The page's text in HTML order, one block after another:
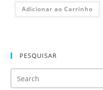
Adicionar ao Carrinho
PESQUISAR